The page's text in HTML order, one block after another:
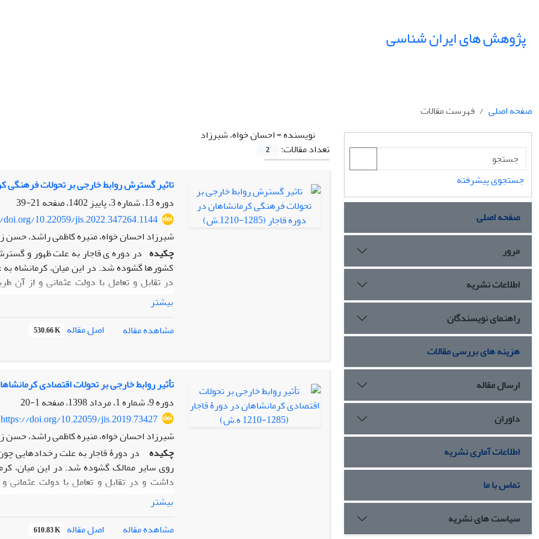
پژوهش های ایران شناسی
صفحه اصلی
فهرست مقالات
نویسنده =احسان خواه، شیرزاد
تعداد مقالات:
2
تاثیر گسترش روابط خارجی بر تحولات فرهنگی
دوره 13، شماره 3، پاییز 1402، صفحه
21-39
10.22059/jis.2022.347264.1144
شیرزاد احسان خواه، منیره کاظمی راشد، حسن
چکیده در دوره ی قاجار به علت ظهور و
کشورها گشوده شد. در این میان، کرمانشاه
در تقابل و تعامل با دولت عثمانی و از آن
کشورهای خارجی (تجار، مستشرقین،
واردات کالاهای غربی ( پارچه های انگلیسی،
در این ایالت رواج یابد. ساختار جدید شهری
جهانی و... از دیگر پیامدهای فرهنگی این
کشورهای اروپایی و عثمانی، سبب بروز
آموزشی جدید ، شکل گیری گویش کرمانشاهی و
بیشتر
مشاهده مقاله
اصل مقاله 530.66 K
تأثیر روابط خارجی بر تحولات اقتصادی کرمانشاهان در
دوره 9، شماره 1، مرداد 1398، صفحه
1-20
https://doi.org/10.22059/jis.2019.73427
شیرزاد احسان خواه، منیره کاظمی راشد، حسن
چکیده در دورۀ­ قاجار به علت رخدادهایی
روی سایر ممالک گشوده شد. در این میان،
داشت و در تقابل و تعامل با دولت عثمانی و
زیرساخت‌های اقتصادی، رونق تجارت، ورود
از پیامدهای اقتصادی این روابط بود. این
توصیفی و کتابخانه‌ای انجام‌شده است. هدف از
بیشتر
مشاهده مقاله
اصل مقاله 610.83 K
جستجوی پیشرفته
صفحه اصلی
مرور
اطلاعات نشریه
راهنمای نویسندگان
هزینه های بررسی مقالات
ارسال مقاله
داوران
اطلاعات آماری نشریه
تماس با ما
سیاست های نشریه